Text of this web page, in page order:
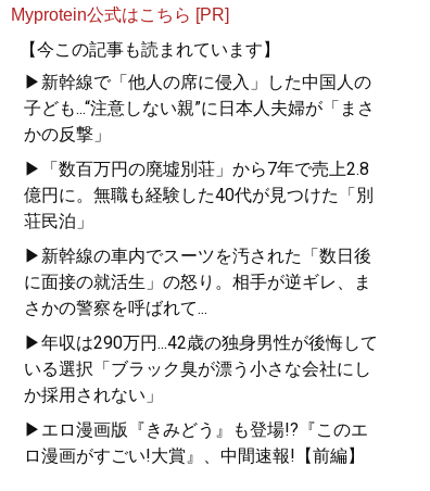
Myprotein公式はこちら [PR]
【今この記事も読まれています】
▶新幹線で「他人の席に侵入」した中国人の
子ども...“注意しない親”に日本人夫婦が「まさ
かの反撃」
▶「数百万円の廃墟別荘」から7年で売上2.8
億円に。無職も経験した40代が見つけた「別
荘民泊」
▶新幹線の車内でスーツを汚された「数日後
に面接の就活生」の怒り。相手が逆ギレ、ま
さかの警察を呼ばれて...
▶年収は290万円...42歳の独身男性が後悔して
いる選択「ブラック臭が漂う小さな会社にし
か採用されない」
▶エロ漫画版『きみどう』も登場!?『このエ
ロ漫画がすごい!大賞』、中間速報!【前編】